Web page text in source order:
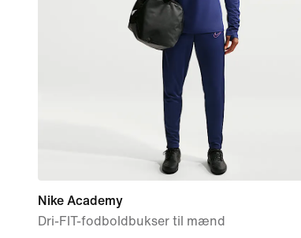
Nike Academy
Dri-FIT-fodboldbukser til mænd